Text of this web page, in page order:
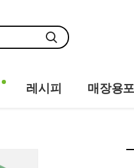
레시피 매장용